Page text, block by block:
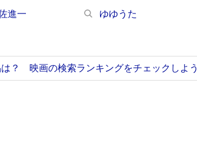
進一 ゆゆうた
？ 映画の検索ランキングをチェックしよう